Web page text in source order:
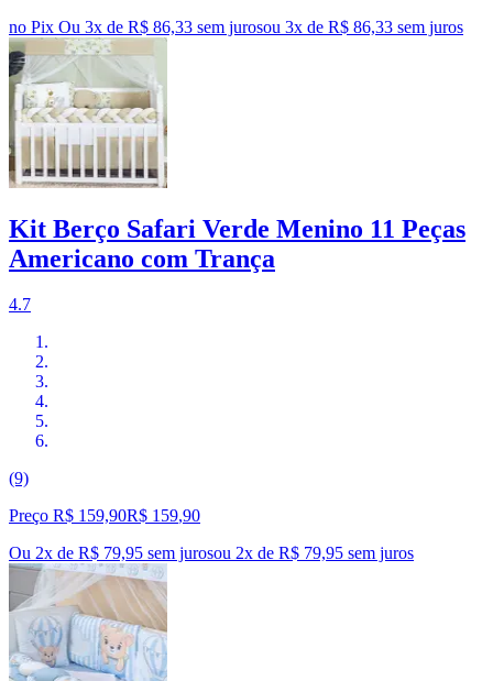
no Pix Ou 3x de R$ 86,33 sem jurosou 3x de R$ 86,33 sem juros
Kit Berço Safari Verde Menino 11 Peças
Americano com Trança
4.7
(9)
Preço R$ 159,90R$ 159,90
Ou 2x de R$ 79,95 sem jurosou 2x de R$ 79,95 sem juros